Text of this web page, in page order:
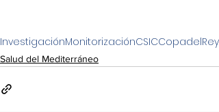
InvestigaciónMonitorizaciónCSICCopadelRey
Salud del Mediterráneo